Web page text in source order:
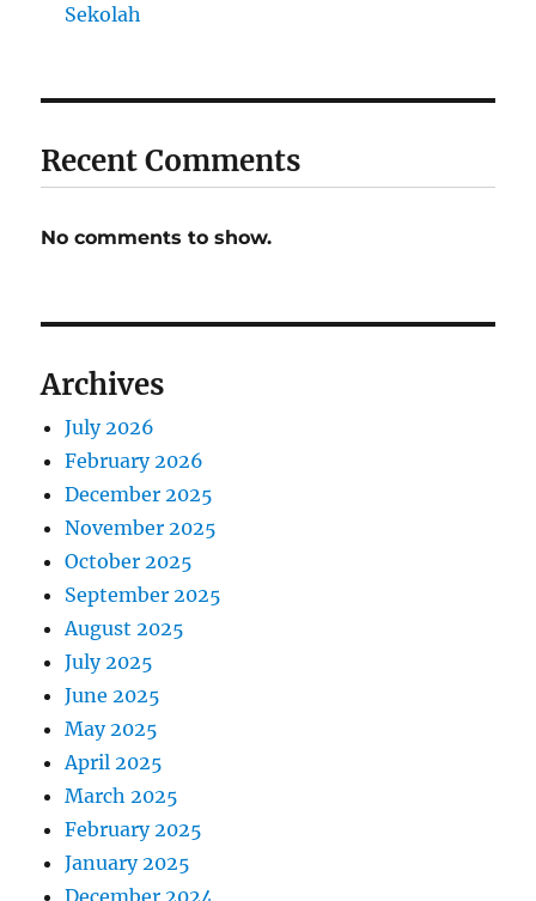
Sekolah
Recent Comments
No comments to show.
Archives
July 2026
February 2026
December 2025
November 2025
October 2025
September 2025
August 2025
July 2025
June 2025
May 2025
April 2025
March 2025
February 2025
January 2025
December 2024